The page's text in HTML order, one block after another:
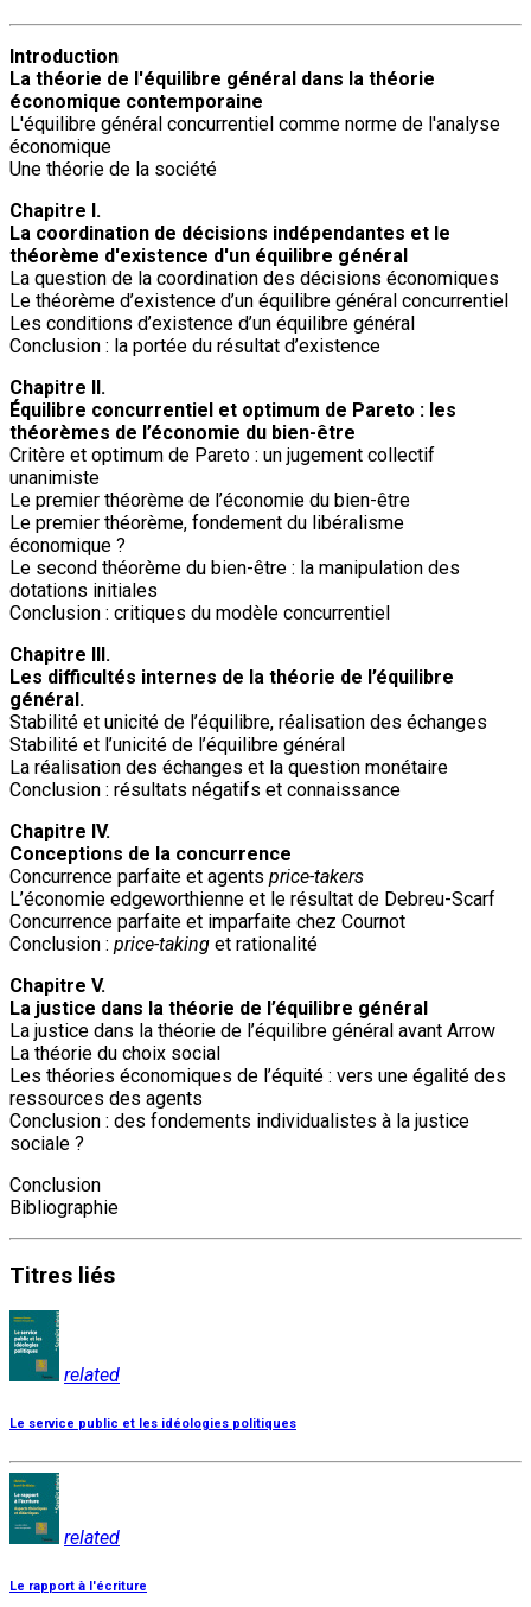
Introduction
La théorie de l'équilibre général dans la théorie
économique contemporaine
L'équilibre général concurrentiel comme norme de l'analyse
économique
Une théorie de la société
Chapitre I.
La coordination de décisions indépendantes et le
théorème d'existence d'un équilibre général
La question de la coordination des décisions économiques
Le théorème d’existence d’un équilibre général concurrentiel
Les conditions d’existence d’un équilibre général
Conclusion : la portée du résultat d’existence
Chapitre II.
Équilibre concurrentiel et optimum de Pareto : les
théorèmes de l’économie du bien-être
Critère et optimum de Pareto : un jugement collectif
unanimiste
Le premier théorème de l’économie du bien-être
Le premier théorème, fondement du libéralisme
économique ?
Le second théorème du bien-être : la manipulation des
dotations initiales
Conclusion : critiques du modèle concurrentiel
Chapitre III.
Les difficultés internes de la théorie de l’équilibre
général.
Stabilité et unicité de l’équilibre, réalisation des échanges
Stabilité et l’unicité de l’équilibre général
La réalisation des échanges et la question monétaire
Conclusion : résultats négatifs et connaissance
Chapitre IV.
Conceptions de la concurrence
Concurrence parfaite et agents price-takers
L’économie edgeworthienne et le résultat de Debreu-Scarf
Concurrence parfaite et imparfaite chez Cournot
Conclusion : price-taking et rationalité
Chapitre V.
La justice dans la théorie de l’équilibre général
La justice dans la théorie de l’équilibre général avant Arrow
La théorie du choix social
Les théories économiques de l’équité : vers une égalité des
ressources des agents
Conclusion : des fondements individualistes à la justice
sociale ?
Conclusion
Bibliographie
Titres liés
related
Le service public et les idéologies politiques
related
Le rapport à l'écriture